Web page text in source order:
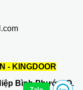
- KINGDOOR
Bình Phước, Q.